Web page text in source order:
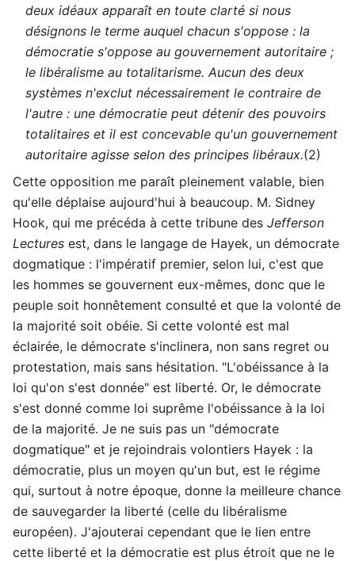
deux idéaux apparaît en toute clarté si nous
désignons le terme auquel chacun s'oppose : la
démocratie s'oppose au gouvernement autoritaire ;
le libéralisme au totalitarisme. Aucun des deux
systèmes n'exclut nécessairement le contraire de
l'autre : une démocratie peut détenir des pouvoirs
totalitaires et il est concevable qu'un gouvernement
autoritaire agisse selon des principes libéraux.(2)
Cette opposition me paraît pleinement valable, bien
qu'elle déplaise aujourd'hui à beaucoup. M. Sidney
Hook, qui me précéda à cette tribune des Jefferson
Lectures est, dans le langage de Hayek, un démocrate
dogmatique : l'impératif premier, selon lui, c'est que
les hommes se gouvernent eux-mêmes, donc que le
peuple soit honnêtement consulté et que la volonté de
la majorité soit obéie. Si cette volonté est mal
éclairée, le démocrate s'inclinera, non sans regret ou
protestation, mais sans hésitation. "L'obéissance à la
loi qu'on s'est donnée" est liberté. Or, le démocrate
s'est donné comme loi suprême l'obéissance à la loi
de la majorité. Je ne suis pas un "démocrate
dogmatique" et je rejoindrais volontiers Hayek : la
démocratie, plus un moyen qu'un but, est le régime
qui, surtout à notre époque, donne la meilleure chance
de sauvegarder la liberté (celle du libéralisme
européen). J'ajouterai cependant que le lien entre
cette liberté et la démocratie est plus étroit que ne le